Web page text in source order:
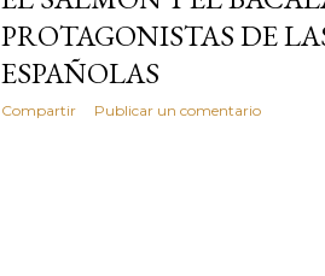
PROTAGONISTAS DE
ESPAÑOLAS
Compartir Publicar un comentario